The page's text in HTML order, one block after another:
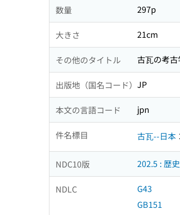
数量 297p
大きさ 21cm
その他のタイトル 古瓦の考
出版地（国名コード） JP
本文の言語コード jpn
件名標目 古瓦--日本
NDC10版 202.5 : 歴
NDLC
G43
GB151